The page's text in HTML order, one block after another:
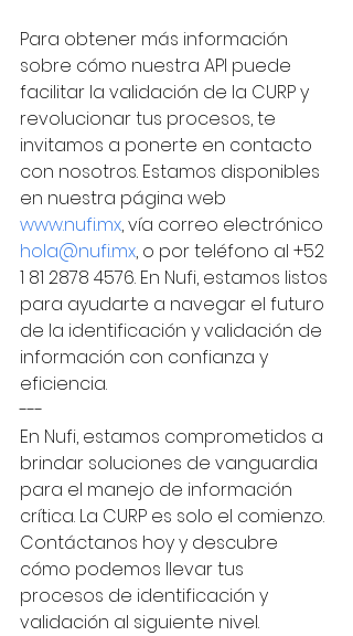
Para obtener más información
sobre cómo nuestra API puede
facilitar la validación de la CURP y
revolucionar tus procesos, te
invitamos a ponerte en contacto
con nosotros. Estamos disponibles
en nuestra página web
www.nufi.mx, vía correo electrónico
hola@nufi.mx, o por teléfono al +52
1 81 2878 4576. En Nufi, estamos listos
para ayudarte a navegar el futuro
de la identificación y validación de
información con confianza y
eficiencia.
---
En Nufi, estamos comprometidos a
brindar soluciones de vanguardia
para el manejo de información
crítica. La CURP es solo el comienzo.
Contáctanos hoy y descubre
cómo podemos llevar tus
procesos de identificación y
validación al siguiente nivel.